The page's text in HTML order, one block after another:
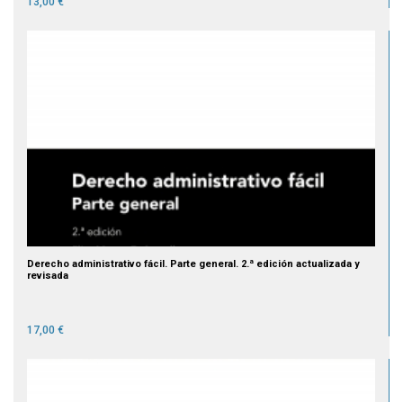
Derecho administrativo fácil. Parte general. 2.ª edición actualizada y
revisada
17,00 €